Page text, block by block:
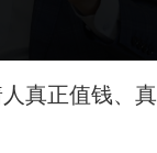
真正值钱、